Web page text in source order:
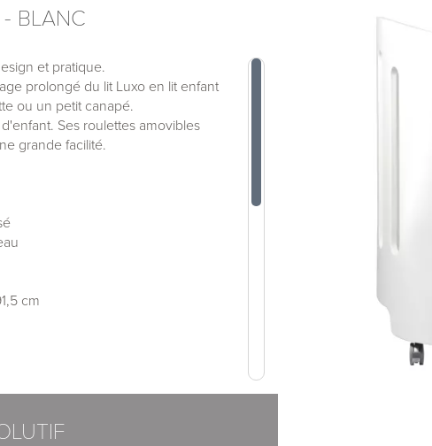
BLANC
et pratique.
prolongé du lit Luxo en lit enfant
ou un petit canapé.
Ses roulettes amovibles
grande facilité.
cm
ASTM F406, CPSC 1509, CPSIA